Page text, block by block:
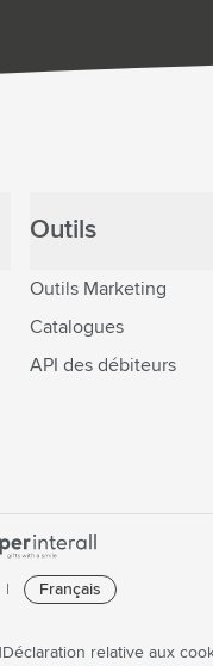
Outils
Outils Marketing
Catalogues
API des débiteurs
Français
Déclaration relative aux